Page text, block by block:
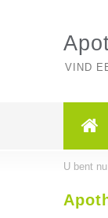
VIND
U bent